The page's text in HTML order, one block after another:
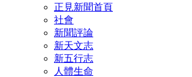
正見新聞首頁
社會
新聞評論
新天文志
新五行志
人體生命